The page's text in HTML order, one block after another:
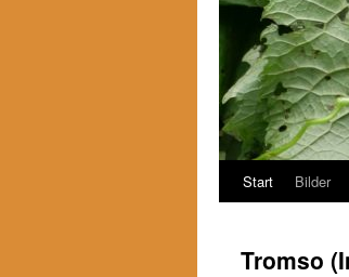
Start Bilder
Tromso